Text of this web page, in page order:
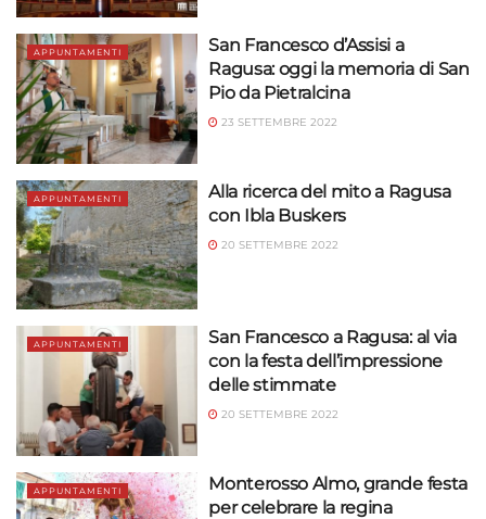
APPUNTAMENTI
San Francesco d’Assisi a
Ragusa: oggi la memoria di San
Pio da Pietralcina
23 SETTEMBRE 2022
APPUNTAMENTI
Alla ricerca del mito a Ragusa
con Ibla Buskers
20 SETTEMBRE 2022
APPUNTAMENTI
San Francesco a Ragusa: al via
con la festa dell’impressione
delle stimmate
20 SETTEMBRE 2022
APPUNTAMENTI
Monterosso Almo, grande festa
per celebrare la regina